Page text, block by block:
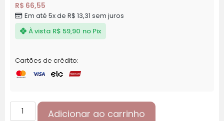
R$ 66,55
Em até 5x de R$ 13,31 sem juros
À vista R$ 59,90 no Pix
Cartões de crédito:
Adicionar ao carrinho